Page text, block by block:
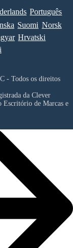
Português
Suomi Norsk
Hrvatski
- Todos os direitos
da Clever
Escritório de Marcas e